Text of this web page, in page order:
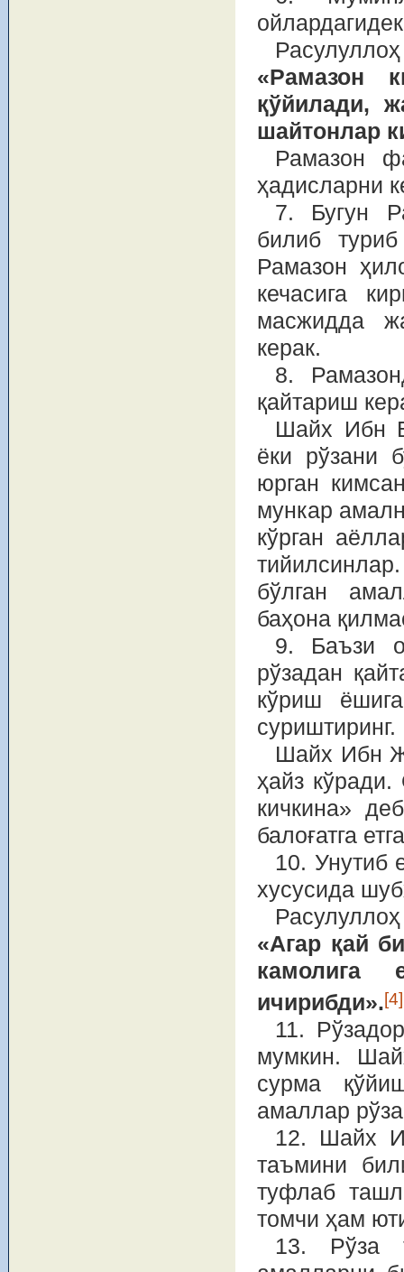
«Рамазон
қўйилади,
шайтонлар
Рамазон
ҳадисларни
7. Бугун
билиб
Рамазон
кечасига
масжидда
керак.
8.
қайтариш
Шайх Ибн
ёки рўзани
юрган
мункар
кўрган
бўлган
баҳона
9. Баъзи
рўзадан
кўриш
суриштиринг.
Шайх Ибн
ҳайз
кичкина»
балоғатга
10. Унутиб
хусусида
«Агар қай
камолига
ичирибди».[4]
11.
мумкин.
сурма
амаллар
12. Шайх
таъмини
туфлаб
томчи ҳам
13. Рўза